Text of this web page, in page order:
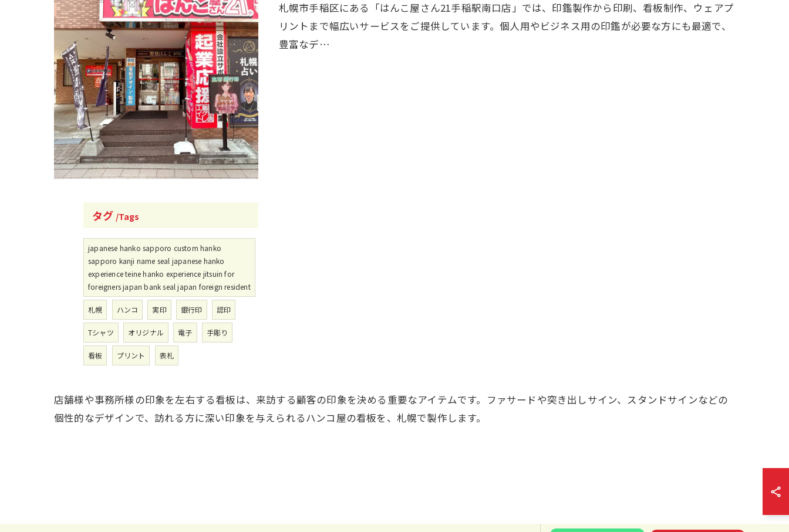
札幌市手稲区にある「はんこ屋さん21手稲駅南口店」では、印鑑製作から印刷、看板制作、ウェアプ
リントまで幅広いサービスをご提供しています。個人用やビジネス用の印鑑が必要な方にも最適で、
豊富なデ…
タグ Tags
japanese hanko sapporo custom hanko
sapporo kanji name seal japanese hanko
experience teine hanko experience jitsuin for
foreigners japan bank seal japan foreign resident
札幌 ハンコ 実印 銀行印 認印
Tシャツ オリジナル 電子 手彫り
看板 プリント 表札
店舗様や事務所様の印象を左右する看板は、来訪する顧客の印象を決める重要なアイテムです。ファサードや突き出しサイン、スタンドサインなどの
個性的なデザインで、訪れる方に深い印象を与えられるハンコ屋の看板を、札幌で製作します。